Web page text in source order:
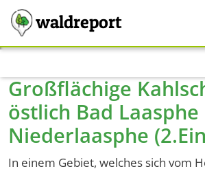
waldreport
Großflächige
östlich Bad
Niederlaasphe
In einem Gebiet, welches sich vom